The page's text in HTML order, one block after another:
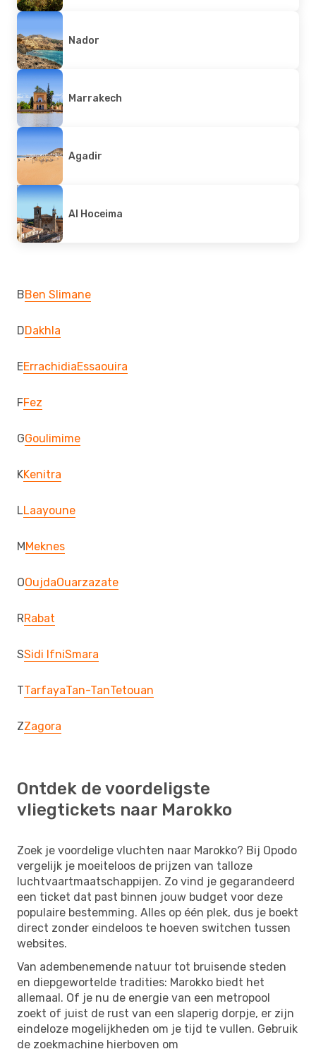
Nador
Marrakech
Agadir
Al Hoceima
BBen Slimane
DDakhla
EErrachidiaEssaouira
FFez
GGoulimime
KKenitra
LLaayoune
MMeknes
OOujdaOuarzazate
RRabat
SSidi IfniSmara
TTarfayaTan-TanTetouan
ZZagora
Ontdek de voordeligste
vliegtickets naar Marokko
Zoek je voordelige vluchten naar Marokko? Bij Opodo
vergelijk je moeiteloos de prijzen van talloze
luchtvaartmaatschappijen. Zo vind je gegarandeerd
een ticket dat past binnen jouw budget voor deze
populaire bestemming. Alles op één plek, dus je boekt
direct zonder eindeloos te hoeven switchen tussen
websites.
Van adembenemende natuur tot bruisende steden
en diepgewortelde tradities: Marokko biedt het
allemaal. Of je nu de energie van een metropool
zoekt of juist de rust van een slaperig dorpje, er zijn
eindeloze mogelijkheden om je tijd te vullen. Gebruik
de zoekmachine hierboven om